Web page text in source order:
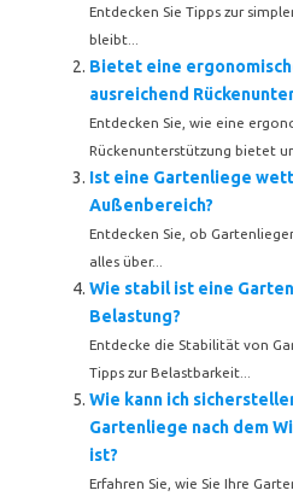
Entdecken Sie Tipps zur
bleibt...
Bietet eine
ausreichend
Entdecken Sie, wie eine
Rückenunterstützung bietet
Ist eine Gartenliege
Außenbereich?
Entdecken Sie, ob
alles über...
Wie stabil ist eine
Belastung?
Entdecke die Stabilität von
Tipps zur Belastbarkeit...
Wie kann ich
Gartenliege nach dem
ist?
Erfahren Sie, wie Sie Ihre